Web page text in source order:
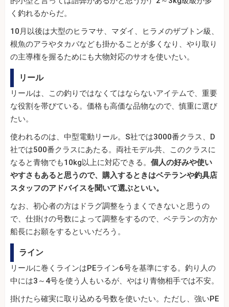
く釣れるからだ。
10月以後は大型のヒラマサ、マダイ、ヒラメのザブトン級、
根魚のアラやタカバなども掛かることが多くなり、やり取り
の主導権を握るためにも大物対応のサオを使いたい。
リール
リールは、この釣りではなくてはならないアイテムで、重要
な役割を帯びている。価格も高価な品物なので、慎重に選び
たい。
使われるのは、中型電動リール。S社では3000番クラス、D
社では500番クラスにあたる。両社モデル共、このクラスに
なると青物でも10kg以上に対応できる。 個人の好みや使い
やすさもあると思うので、購入するときはベテランや釣具店
スタッフのアドバイスを聞いて選ぶといい。
なお、初心者の方はドラグ調整をうまくできないと思うの
で、仕掛けの号数によって調整をするので、ベテランの方か
船長にお願をするといいだろう。
ライン
リールに巻くラインはPEライン6号を基準にする。釣り人の
中には3～4号を使う人もいるが、やはり青物相手では不安。
掛けたら確実に取り込める号数を使いたい。ただし、強いPE